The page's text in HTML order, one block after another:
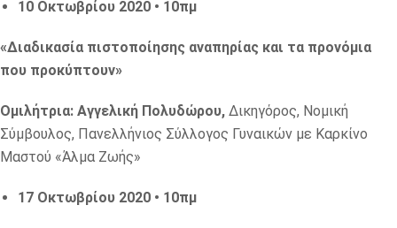
10 Οκτωβρίου 2020 • 10πμ
«Διαδικασία πιστοποίησης αναπηρίας και τα προνόμια
που προκύπτουν»
Ομιλήτρια: Αγγελική Πολυδώρου, Δικηγόρος, Νομική
Σύμβουλος, Πανελλήνιος Σύλλογος Γυναικών με Καρκίνο
Μαστού «Άλμα Ζωής»
17 Οκτωβρίου 2020 • 10πμ